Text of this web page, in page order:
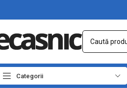
Categorii
Prima pagină Iluminat Led Lanterne Led